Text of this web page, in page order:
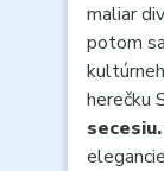
maliar
potom
herečku
secesiu.